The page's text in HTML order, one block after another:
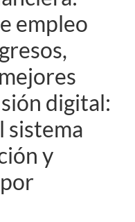
empleo
digital:
sistema
y